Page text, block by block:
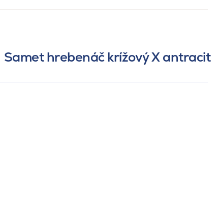
Samet hrebenáč krížový X antracit